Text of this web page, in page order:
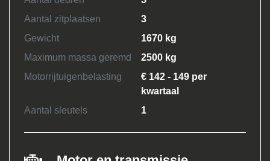
Aantal zitplaatsen
3
Gewicht
1670 kg
Maximum massa geremd
2500 kg
Motorrijtuigenbelasting
€ 142 - 149 per
kwartaal
Aantal sleutels
1